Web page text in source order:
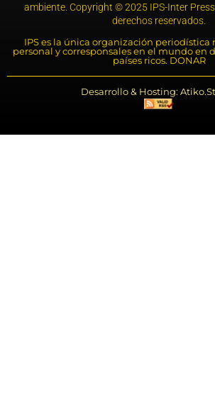
ambiente. Copyright © 2025 IPS-Inter
derechos reservados.
IPS es la única organización
personal y corresponsales en el mundo en
países ricos. DONAR
Desarrollo & Hosting: